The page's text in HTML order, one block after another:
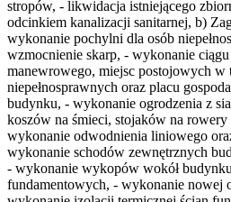
stropów, - likwidacja istniejącego
odcinkiem kanalizacji sanitarnej, b)
wykonanie pochylni dla osób
wzmocnienie skarp, - wykonanie
manewrowego, miejsc postojowych w
niepełnosprawnych oraz placu
budynku, - wykonanie ogrodzenia z
koszów na śmieci, stojaków na
wykonanie odwodnienia liniowego
wykonanie schodów zewnętrznych
- wykonanie wykopów wokół
fundamentowych, - wykonanie nowej